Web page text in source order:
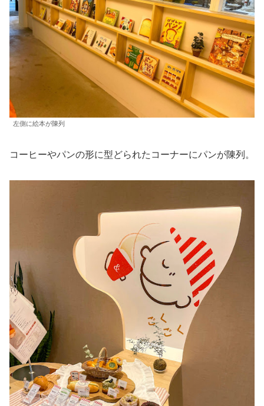
左側に絵本が陳列
コーヒーやパンの形に型どられたコーナーにパンが陳列。